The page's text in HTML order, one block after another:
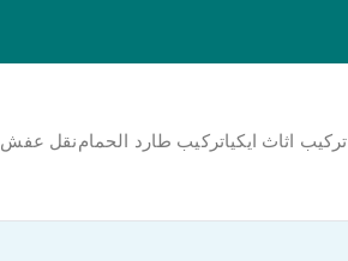
تركيب اثاث ايكياتركيب طارد الحمامنقل عفش